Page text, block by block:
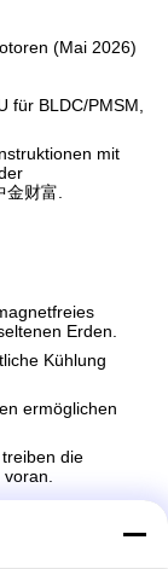
(Mai 2026)
für BLDC/PMSM,
mit
财富.
Erden.
Kühlung
ermöglichen
die